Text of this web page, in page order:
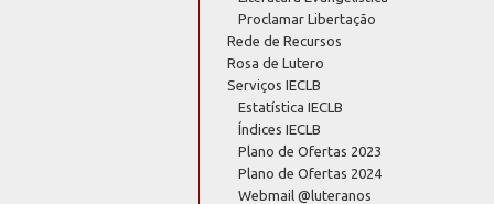
Proclamar Libertação
Rede de Recursos
Rosa de Lutero
Serviços IECLB
Estatística IECLB
Índices IECLB
Plano de Ofertas 2023
Plano de Ofertas 2024
Webmail @luteranos